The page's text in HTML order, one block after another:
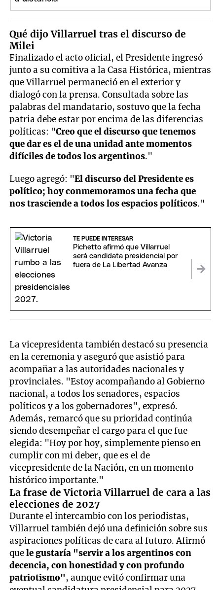
Qué dijo Villarruel tras el discurso de
Milei
Finalizado el acto oficial, el Presidente ingresó
junto a su comitiva a la Casa Histórica, mientras
que Villarruel permaneció en el exterior y
dialogó con la prensa. Consultada sobre las
palabras del mandatario, sostuvo que la fecha
patria debe estar por encima de las diferencias
políticas: "Creo que el discurso que tenemos
que dar es el de una unidad ante momentos
difíciles de todos los argentinos."
Luego agregó: "El discurso del Presidente es
político; hoy conmemoramos una fecha que
nos trasciende a todos los espacios políticos."
TE PUEDE INTERESAR
Pichetto afirmó que Villarruel
será candidata presidencial por
fuera de La Libertad Avanza
La vicepresidenta también destacó su presencia
en la ceremonia y aseguró que asistió para
acompañar a las autoridades nacionales y
provinciales. "Estoy acompañando al Gobierno
nacional, a todos los senadores, espacios
políticos y a los gobernadores", expresó.
Además, remarcó que su prioridad continúa
siendo desempeñar el cargo para el que fue
elegida: "Hoy por hoy, simplemente pienso en
cumplir con mi deber, que es el de
vicepresidente de la Nación, en un momento
histórico importante."
La frase de Victoria Villarruel de cara a las
elecciones de 2027
Durante el intercambio con los periodistas,
Villarruel también dejó una definición sobre sus
aspiraciones políticas de cara al futuro. Afirmó
quele gustaría "servir a los argentinos con
decencia, con honestidad y con profundo
patriotismo", aunque evitó confirmar una